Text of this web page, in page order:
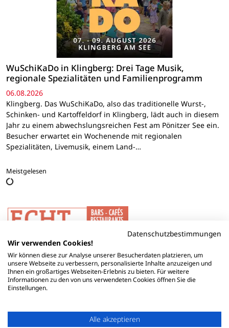
WuSchiKaDo in Klingberg: Drei Tage Musik,
regionale Spezialitäten und Familienprogramm
06.08.2026
Klingberg. Das WuSchiKaDo, also das traditionelle Wurst-,
Schinken- und Kartoffeldorf in Klingberg, lädt auch in diesem
Jahr zu einem abwechslungsreichen Fest am Pönitzer See ein.
Besucher erwartet ein Wochenende mit regionalen
Spezialitäten, Livemusik, einem Land-…
Meistgelesen
Datenschutzbestimmungen
Wir verwenden Cookies!
Wir können diese zur Analyse unserer Besucherdaten platzieren, um
unsere Webseite zu verbessern, personalisierte Inhalte anzuzeigen und
Ihnen ein großartiges Webseiten-Erlebnis zu bieten. Für weitere
Informationen zu den von uns verwendeten Cookies öffnen Sie die
Einstellungen.
Alle akzeptieren